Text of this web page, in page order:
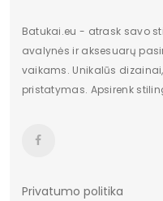
Vertimai
Batukai.eu - atrask savo
avalynės ir aksesuarų
vaikams. Unikalūs
pristatymas. Apsirenk
Privatumo politika